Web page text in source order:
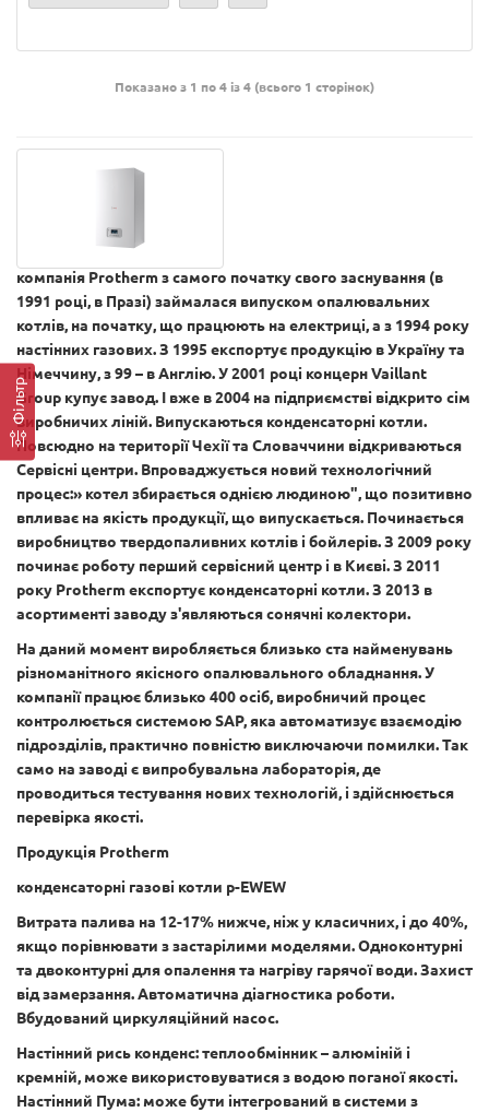
Фільтр
Показано з 1 по 4 із 4 (всього 1 сторінок)
компанія Prothermз самого початку свого заснування (в
1991 році, в Празі) займалася випуском опалювальних
котлів, на початку, що працюють на електриці, а з 1994 року
настінних газових. З 1995 експортує продукцію в Україну та
Німеччину, з 99 – в Англію. У 2001 році концерн Vaillant
Group купує завод. І вже в 2004 на підприємстві відкрито сім
виробничих ліній. Випускаються конденсаторні котли.
Повсюдно на території Чехії та Словаччини відкриваються
Сервісні центри. Впроваджується новий технологічний
процес:» котел збирається однією людиною", що позитивно
впливає на якість продукції, що випускається. Починається
виробництво твердопаливних котлів і бойлерів. З 2009 року
починає роботу перший сервісний центр і в Києві. З 2011
року Protherm експортує конденсаторні котли. З 2013 в
асортименті заводу з'являються сонячні колектори.
На даний момент виробляється близько ста найменувань
різноманітного якісного опалювального обладнання. У
компанії працює близько 400 осіб, виробничий процес
контролюється системою SAP, яка автоматизує взаємодію
підрозділів, практично повністю виключаючи помилки. Так
само на заводі є випробувальна лабораторія, де
проводиться тестування нових технологій, і здійснюється
перевірка якості.
Продукція Protherm
конденсаторні газові котли p-EWEW
Витрата палива на 12-17% нижче, ніж у класичних, і до 40%,
якщо порівнювати з застарілими моделями. Одноконтурні
та двоконтурні для опалення та нагріву гарячої води. Захист
від замерзання. Автоматична діагностика роботи.
Вбудований циркуляційний насос.
Настінний рись конденс: теплообмінник – алюміній і
кремній, може використовуватися з водою поганої якості.
Настінний Пума: може бути інтегрований в системи з